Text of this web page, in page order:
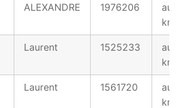
ALEXANDRE 1976206
au
km
Laurent 1525233
au
km
Laurent 1561720
au
km